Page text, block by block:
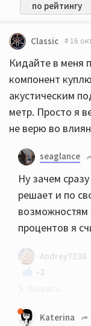
по рейтингу
Classic 16
Кидайте в меня
компонент
акустическим
метр. Просто я
не верю во
seaglance
Ну зачем
решает и по
возможностям
процентов я
Andrey7236
-3
Поддерживаю!
Katerina